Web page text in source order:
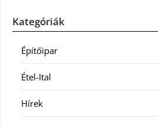
Kategóriák
Építőipar
Étel-Ital
Hírek